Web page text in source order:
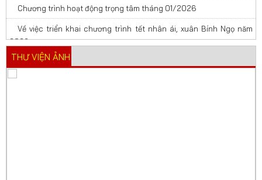
Chương trình hoạt động trọng tâm tháng 01/2026
Về việc triển khai chương trình tết nhân ái, xuân Bính Ngọ năm
2026
THƯ VIỆN ẢNH